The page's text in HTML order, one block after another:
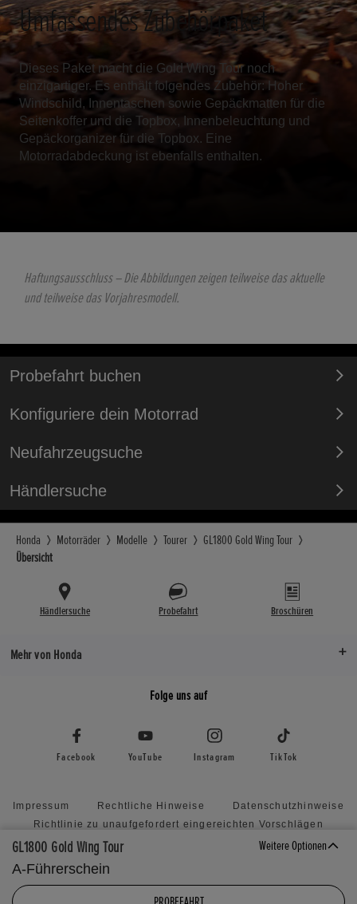
GL1800 Gold Wing Tour
A-Führerschein
Weitere Optionen
Umfassendes Zubehörpaket
Dieses Paket macht die Gold Wing Tour noch
einzigartiger. Es enthält folgendes Zubehör: Hoher
Windschild, Innentaschen sowie Gepäckmatten für die
Seitenkoffer und die Topbox, Innenbeleuchtung und
Gepäckorganizer für die Topbox. Eine
Motorradabdeckung ist ebenfalls enthalten.
Haftungsausschluss – Die Abbildungen zeigen teilweise das aktuelle
und teilweise das Vorjahresmodell.
Probefahrt buchen
Konfiguriere dein Motorrad
Neufahrzeugsuche
Händlersuche
Honda Motorräder Modelle Tourer
GL1800 Gold Wing Tour
Übersicht
Händlersuche Probefahrt Broschüren
Mehr von Honda
Folge uns auf
Facebook YouTube Instagram TikTok
Impressum Rechtliche Hinweise
Datenschutzhinweise
Richtlinie zu unaufgefordert eingereichten Vorschlägen
Erklärung zur Barrierefreiheit